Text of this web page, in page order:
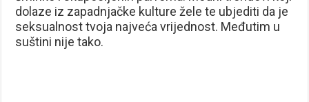
dolaze iz zapadnjačke kulture žele te ubjediti da je
seksualnost tvoja najveća vrijednost. Međutim u
suštini nije tako.